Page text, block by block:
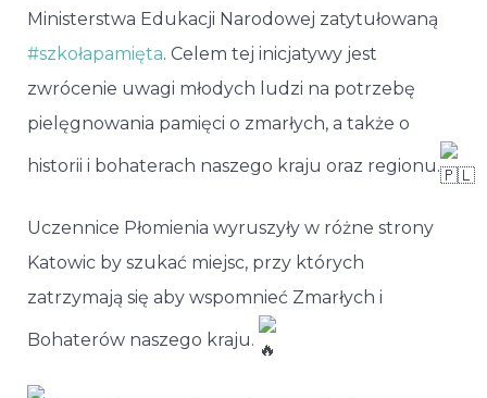
Ministerstwa Edukacji Narodowej zatytułowaną
#szkołapamięta. Celem tej inicjatywy jest
zwrócenie uwagi młodych ludzi na potrzebę
pielęgnowania pamięci o zmarłych, a także o
historii i bohaterach naszego kraju oraz regionu.
Uczennice Płomienia wyruszyły w różne strony
Katowic by szukać miejsc, przy których
zatrzymają się aby wspomnieć Zmarłych i
Bohaterów naszego kraju.